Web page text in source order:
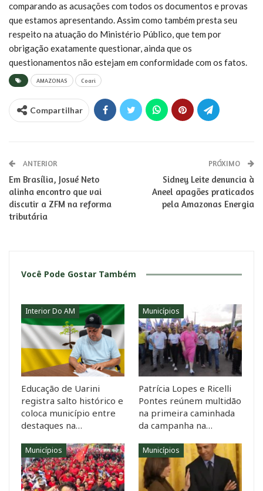
comparando as acusações com todos os documentos e provas
que estamos apresentando. Assim como também presta seu
respeito na atuação do Ministério Público, que tem por
obrigação exatamente questionar, ainda que os
questionamentos não estejam em conformidade com os fatos.
AMAZONAS Coari
Compartilhar
ANTERIOR
Em Brasília, Josué Neto
alinha encontro que vai
discutir a ZFM na reforma
tributária
PRÓXIMO
Sidney Leite denuncia à
Aneel apagões praticados
pela Amazonas Energia
Você Pode Gostar Também
Interior Do AM
Educação de Uarini
registra salto histórico e
coloca município entre
destaques na…
Municípios
Patrícia Lopes e Ricelli
Pontes reúnem multidão
na primeira caminhada
da campanha na…
Municípios Municípios